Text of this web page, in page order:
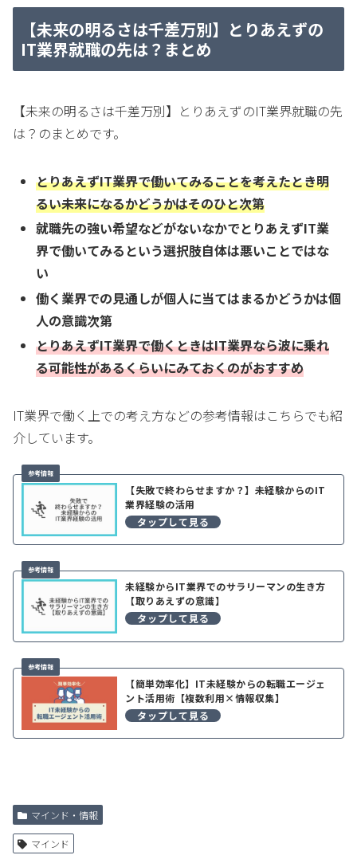
【未来の明るさは千差万別】とりあえずの
IT業界就職の先は？まとめ
【未来の明るさは千差万別】とりあえずのIT業界就職の先
は？のまとめです。
とりあえずIT業界で働いてみることを考えたとき明
るい未来になるかどうかはそのひと次第
就職先の強い希望などがないなかでとりあえずIT業
界で働いてみるという選択肢自体は悪いことではな
い
働く業界での見通しが個人に当てはまるかどうかは個
人の意識次第
とりあえずIT業界で働くときはIT業界なら波に乗れ
る可能性があるくらいにみておくのがおすすめ
IT業界で働く上での考え方などの参考情報はこちらでも紹
介しています。
【失敗で終わらせますか？】未経験からのIT
業界経験の活用
未経験からIT業界でのサラリーマンの生き方
【取りあえずの意識】
【簡単効率化】IT未経験からの転職エージェ
ント活用術【複数利用×情報収集】
マインド・情報
マインド